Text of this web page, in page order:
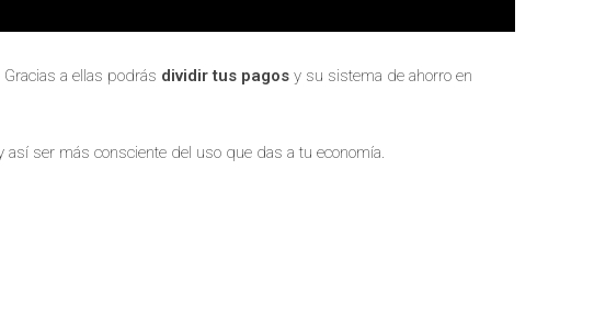
a ellas podrás dividir tus pagos y su sistema de ahorro en
ser más consciente del uso que das a tu economía.